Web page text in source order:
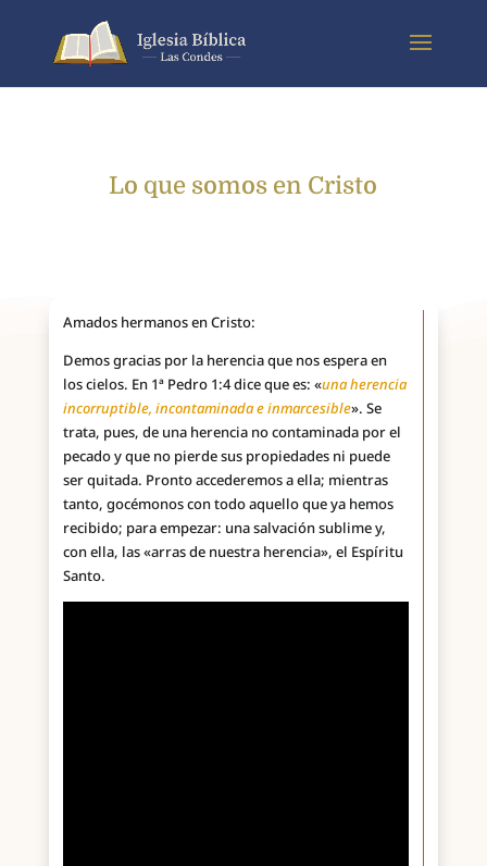
Lo que somos en Cristo
Amados hermanos en Cristo:
Demos gracias por la herencia que nos espera en
los cielos. En 1ª Pedro 1:4 dice que es: «una herencia
incorruptible, incontaminada e inmarcesible». Se
trata, pues, de una herencia no contaminada por el
pecado y que no pierde sus propiedades ni puede
ser quitada. Pronto accederemos a ella; mientras
tanto, gocémonos con todo aquello que ya hemos
recibido; para empezar: una salvación sublime y,
con ella, las «arras de nuestra herencia», el Espíritu
Santo.